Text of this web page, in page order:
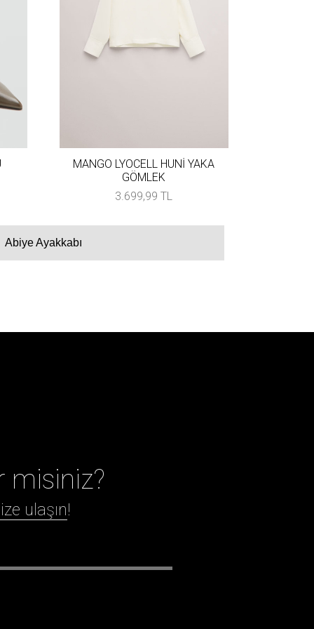
MANGO LYOCELL HUNİ YAKA
GÖMLEK
3.699,99 TL
Abiye Ayakkabı
misiniz?
ulaşın!